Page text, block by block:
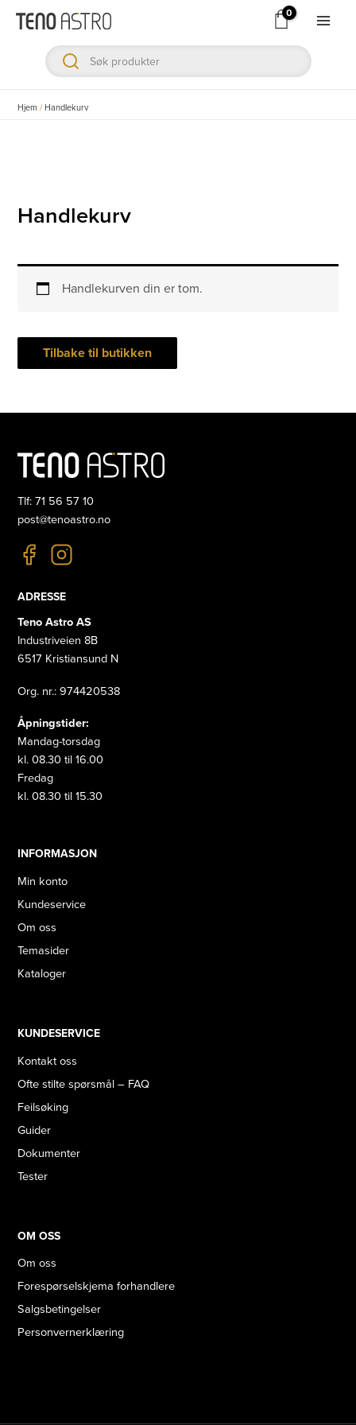
Hopp
innholdet
Hjem /Handlekurv
Handlekurv
Handlekurven din er tom.
Tilbake til butikken
Tlf: 71 56 57 10
post@tenoastro.no
ADRESSE
Teno Astro AS
Industriveien 8B
6517 Kristiansund N
Org. nr.: 974420538
Åpningstider:
Mandag-torsdag
kl. 08.30 til 16.00
Fredag
kl. 08.30 til 15.30
INFORMASJON
Min konto
Kundeservice
Om oss
Temasider
Kataloger
KUNDESERVICE
Kontakt oss
Ofte stilte spørsmål – FAQ
Feilsøking
Guider
Dokumenter
Tester
OM OSS
Om oss
Forespørselskjema forhandlere
Salgsbetingelser
Personvernerklæring